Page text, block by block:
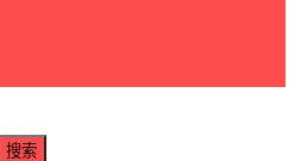
搜索